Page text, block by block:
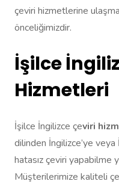
çeviri hizmetlerine
önceliğimizdir.
İşilce
Hizmetleri
İşilce İngilizce çeviri
dilinden İngilizce’ye veya
hatasız çeviri yapabilme
Müşterilerimize kaliteli